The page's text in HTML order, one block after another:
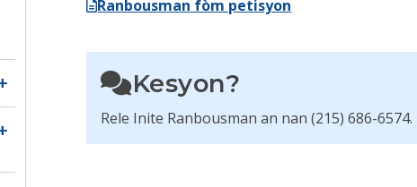
Ranbousman fòm petisyon
Kesyon?
Rele Inite Ranbousman an nan (215) 686-6574.